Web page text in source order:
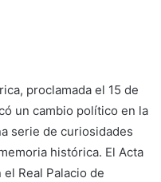
proclamada el 15 de
un cambio político en la
serie de curiosidades
histórica. El Acta
Real Palacio de